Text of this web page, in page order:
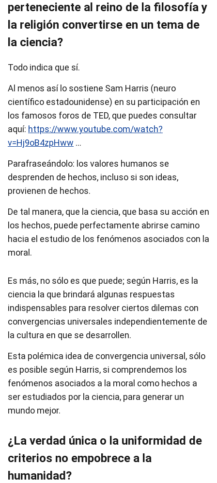
perteneciente al reino de la filosofía y
la religión convertirse en un tema de
la ciencia?
Todo indica que sí.
Al menos así lo sostiene Sam Harris (neuro
científico estadounidense) en su participación en
los famosos foros de TED, que puedes consultar
aquí: https://www.youtube.com/watch?
v=Hj9oB4zpHww …
Parafraseándolo: los valores humanos se
desprenden de hechos, incluso si son ideas,
provienen de hechos.
De tal manera, que la ciencia, que basa su acción en
los hechos, puede perfectamente abrirse camino
hacia el estudio de los fenómenos asociados con la
moral.
Es más, no sólo es que puede; según Harris, es la
ciencia la que brindará algunas respuestas
indispensables para resolver ciertos dilemas con
convergencias universales independientemente de
la cultura en que se desarrollen.
Esta polémica idea de convergencia universal, sólo
es posible según Harris, si comprendemos los
fenómenos asociados a la moral como hechos a
ser estudiados por la ciencia, para generar un
mundo mejor.
¿La verdad única o la uniformidad de
criterios no empobrece a la
humanidad?